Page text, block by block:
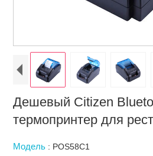
Дешевый Citizen
термопринтер для
Модель : POS58C1